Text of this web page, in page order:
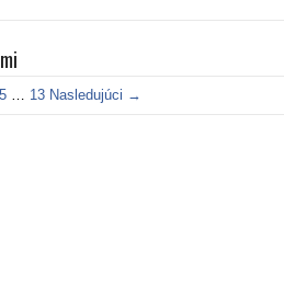
5 … 13 Nasledujúci →